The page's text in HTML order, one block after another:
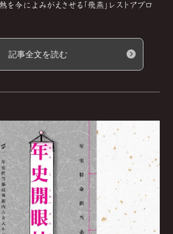
今によみがえさせる「飛燕」レストアプロ
記事全文を読む